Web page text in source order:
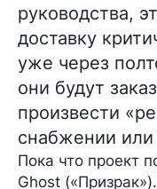
руководства,
доставку
уже через
они будут
произвести
снабжении или
Пока что проект
Ghost